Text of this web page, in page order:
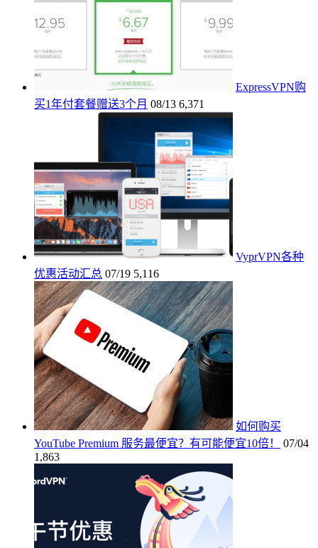
ExpressVPN购
买1年付套餐赠送3个月 08/13 6,371
VyprVPN各种
优惠活动汇总 07/19 5,116
如何购买
YouTube Premium 服务最便宜？有可能便宜10倍！
07/04
1,863